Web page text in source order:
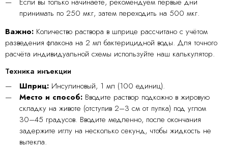
принимать по 250 мкг, затем переходить на 500 мкг.
Важно: Количество раствора в шприце рассчитано с учётом
разведения флакона на 2 мл бактерицидной воды. Для точного
расчёта индивидуальной схемы используйте наш калькулятор.
Техника инъекции
Шприц:Инсулиновый, 1 мл (100 единиц).
Место и способ:Вводите раствор подкожно в жировую
складку на животе (отступив 2–3 см от пупка) под углом
30–45 градусов. Вводите медленно, после окончания
задержите иглу на несколько секунд, чтобы жидкость не
вытекла.